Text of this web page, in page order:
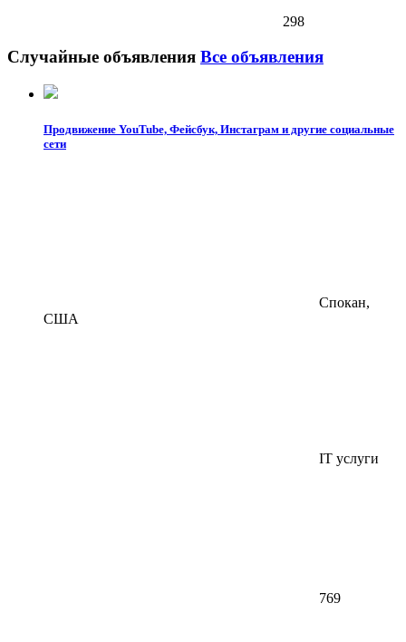
298
Случайные объявления Все объявления
Продвижение YouTube, Фейсбук, Инстаграм и другие социальные
сети
Спокан,
США
IT услуги
769